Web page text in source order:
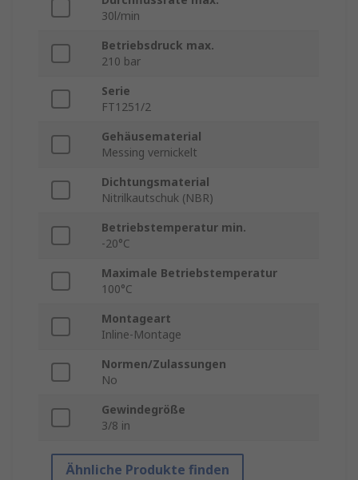
30l/min
Betriebsdruck max.
210 bar
Serie
FT1251/2
Gehäusematerial
Messing vernickelt
Dichtungsmaterial
Nitrilkautschuk (NBR)
Betriebstemperatur min.
-20°C
Maximale Betriebstemperatur
100°C
Montageart
Inline-Montage
Normen/Zulassungen
No
Gewindegröße
3/8 in
Ähnliche Produkte finden